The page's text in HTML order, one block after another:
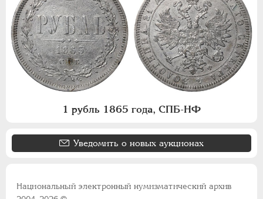
1 рубль 1865 года, СПБ-НФ
Уведомить о новых аукционах
Национальный электронный нумизматический архив